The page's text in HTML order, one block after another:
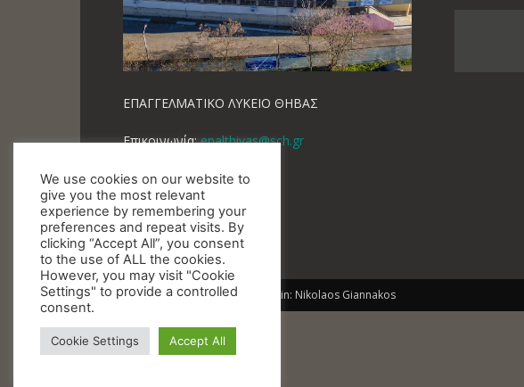
ΕΠΑΓΓΕΛΜΑΤΙΚΟ ΛΥΚΕΙΟ ΘΗΒΑΣ
Επικοινωνία:epalthivas@sch.gr
© EPAL THIVAS - 2014 WebAdmin: Nikolaos Giannakos
We use cookies on our website to
give you the most relevant
experience by remembering your
preferences and repeat visits. By
clicking “Accept All”, you consent
to the use of ALL the cookies.
However, you may visit "Cookie
Settings" to provide a controlled
consent.
Cookie Settings Accept All